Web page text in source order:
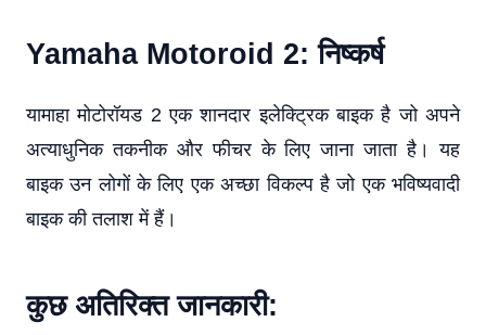
Yamaha Motoroid 2: निष्कर्ष
यामाहा मोटोरॉयड 2 एक शानदार इलेक्ट्रिक बाइक है जो अपने
अत्याधुनिक तकनीक और फीचर के लिए जाना जाता है। यह
बाइक उन लोगों के लिए एक अच्छा विकल्प है जो एक भविष्यवादी
बाइक की तलाश में हैं।
कुछ अतिरिक्त जानकारी: